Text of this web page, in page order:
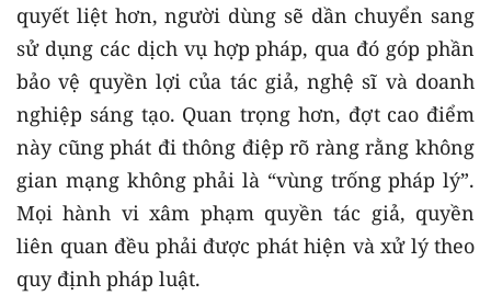
quyết liệt hơn, người dùng sẽ dần chuyển sang
sử dụng các dịch vụ hợp pháp, qua đó góp phần
bảo vệ quyền lợi của tác giả, nghệ sĩ và doanh
nghiệp sáng tạo. Quan trọng hơn, đợt cao điểm
này cũng phát đi thông điệp rõ ràng rằng không
gian mạng không phải là “vùng trống pháp lý”.
Mọi hành vi xâm phạm quyền tác giả, quyền
liên quan đều phải được phát hiện và xử lý theo
quy định pháp luật.